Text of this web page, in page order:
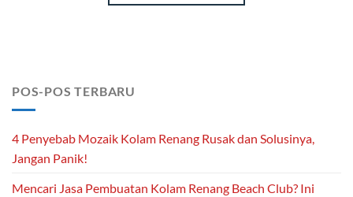
POS-POS TERBARU
4 Penyebab Mozaik Kolam Renang Rusak dan Solusinya,
Jangan Panik!
Mencari Jasa Pembuatan Kolam Renang Beach Club? Ini